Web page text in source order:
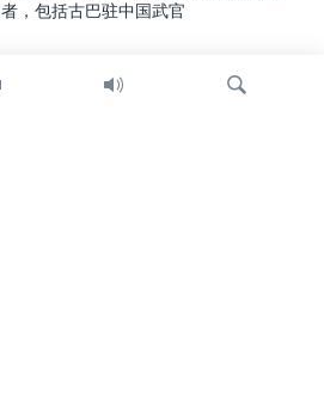
者，包括古巴驻中国武官